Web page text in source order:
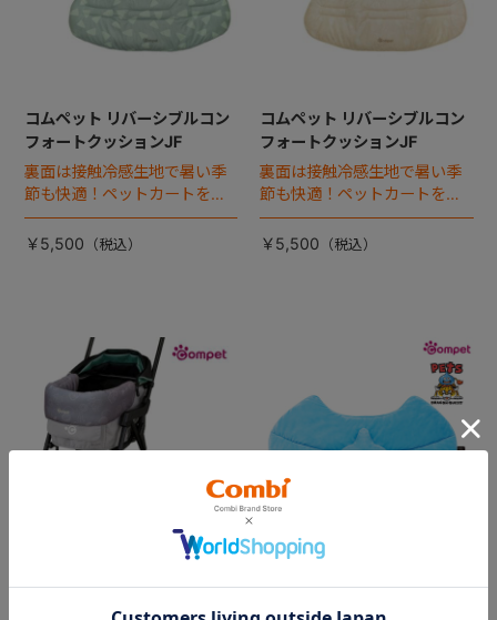
コムペット リバーシブルコン
フォートクッションJF
裏面は接触冷感生地で暑い季
節も快適！ペットカートをお
しゃれに・かわいく・かっこ
よく！
￥5,500
コムペット リバーシブルコン
フォートクッションJF
裏面は接触冷感生地で暑い季
節も快適！ペットカートをお
しゃれに・かわいく・かっこ
よく！
￥5,500
コムペット リバーシブルコン
DRAGON QUEST PETs コン